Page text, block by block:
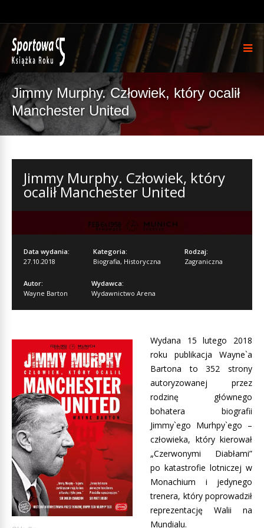
Jimmy Murphy. Człowiek, który ocalił
Manchester United
Jimmy Murphy. Człowiek, który
ocalił Manchester United
Data wydania:
27.10.2018
Kategoria:
Biografia, Historyczna
Rodzaj:
Zagraniczna
Autor:
Wayne Barton
Wydawca:
Wydawnictwo Arena
Wydana 15 lutego 2018
roku publikacja Wayne`a
Bartona to 352 strony
autoryzowanej przez
rodzinę głównego
bohatera biografii
Jimmy`ego Murhpy`ego –
człowieka, który kierował
„Czerwonymi Diabłami”
po katastrofie lotniczej w
Monachium i jedynego
trenera, który poprowadził
reprezentację Walii na
Mundialu.